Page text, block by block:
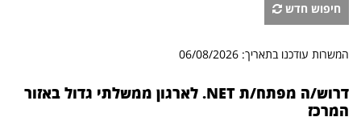
חיפוש חדש
המשרות עודכנו בתאריך: 06/08/2026
דרוש/ה מפתח/ת NET. לארגון ממשלתי גדול באזור
המרכז